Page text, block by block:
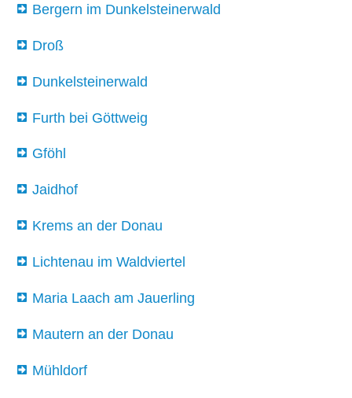
Bergern im Dunkelsteinerwald
Droß
Dunkelsteinerwald
Furth bei Göttweig
Gföhl
Jaidhof
Krems an der Donau
Lichtenau im Waldviertel
Maria Laach am Jauerling
Mautern an der Donau
Mühldorf